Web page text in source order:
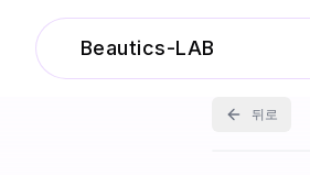
Beautics-LAB
뒤로